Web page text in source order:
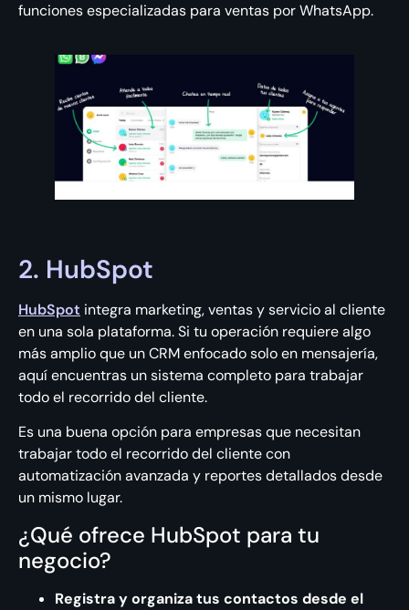
funciones especializadas para ventas por WhatsApp.
2. HubSpot
HubSpot integra marketing, ventas y servicio al cliente
en una sola plataforma. Si tu operación requiere algo
más amplio que un CRM enfocado solo en mensajería,
aquí encuentras un sistema completo para trabajar
todo el recorrido del cliente.
Es una buena opción para empresas que necesitan
trabajar todo el recorrido del cliente con
automatización avanzada y reportes detallados desde
un mismo lugar.
¿Qué ofrece HubSpot para tu
negocio?
Registra y organiza tus contactos desde el